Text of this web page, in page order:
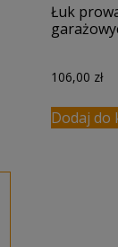
Łuk
106,00 zł
Dodaj do